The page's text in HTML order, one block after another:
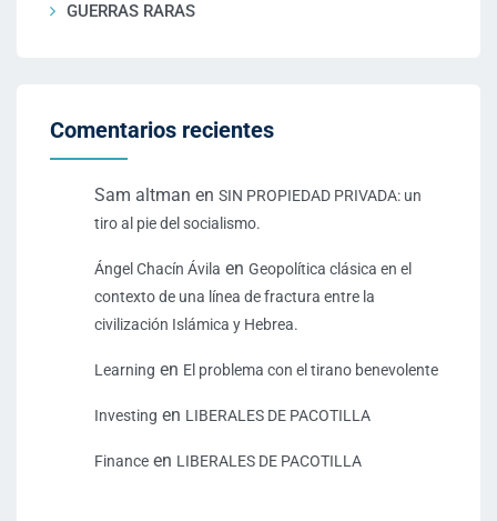
GUERRAS RARAS
Comentarios recientes
Sam altman en SIN PROPIEDAD PRIVADA: un
tiro al pie del socialismo.
Ángel Chacín Ávila en Geopolítica clásica en el
contexto de una línea de fractura entre la
civilización Islámica y Hebrea.
Learning en El problema con el tirano benevolente
Investing en LIBERALES DE PACOTILLA
Finance en LIBERALES DE PACOTILLA